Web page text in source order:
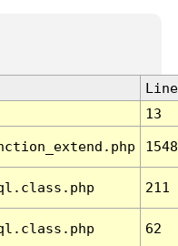
Line
13
1548
211
62